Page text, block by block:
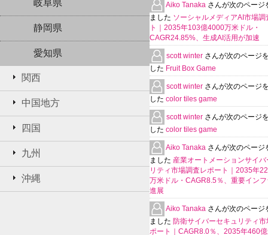
岐阜県
静岡県
愛知県
関西
中国地方
四国
九州
沖縄
Aiko Tanaka さんが次のページ
ました ソーシャルメディアAI市場調
ト｜2035年103億4000万米ドル・
CAGR24.85%、生成AI活用が加速
scott winter さんが次のページ
した Fruit Box Game
scott winter さんが次のページ
した color tiles game
scott winter さんが次のページ
した color tiles game
Aiko Tanaka さんが次のページ
ました 産業オートメーションサイ
リティ市場調査レポート｜2035年
万米ドル・CAGR8.5％、重要イン
進展
Aiko Tanaka さんが次のページ
ました 防衛サイバーセキュリティ
ポート｜CAGR8.0％、2035年460